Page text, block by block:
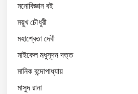
মনোবিজ্ঞান বই
ময়ুখ চৌধুরী
মহাশ্বেতা দেবী
মাইকেল মধুসূদন দত্ত
মানিক বন্দোপাধ্যায়
মাসুদ রানা